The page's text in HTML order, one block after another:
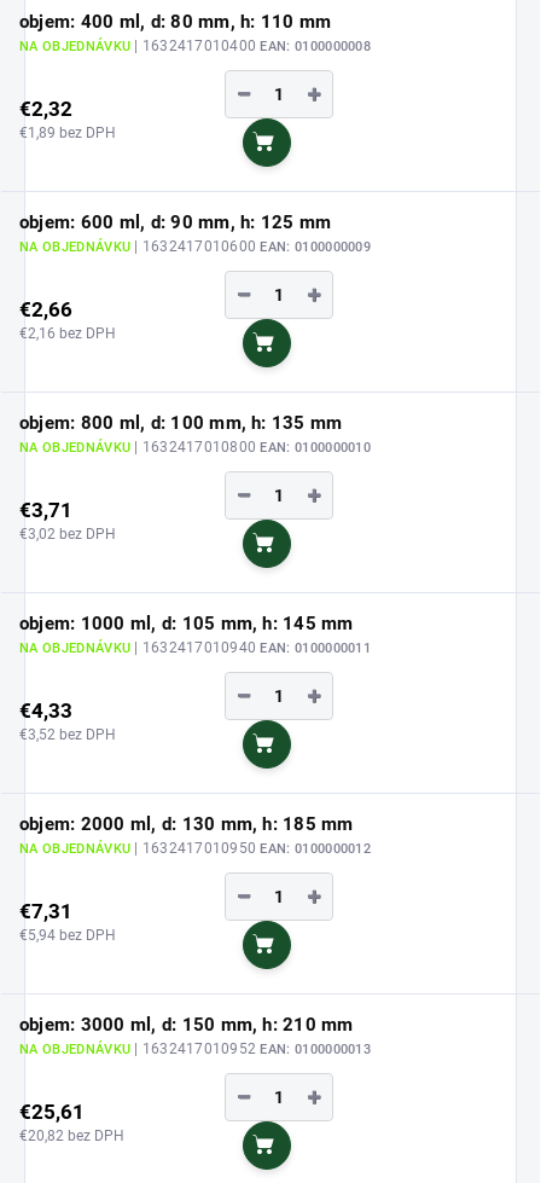
objem: 400 ml, d: 80 mm, h: 110 mm
NA OBJEDNÁVKU | 1632417010400EAN: 0100000008
€2,32
€1,89 bez DPH
+
−
Do košíka
objem: 600 ml, d: 90 mm, h: 125 mm
NA OBJEDNÁVKU | 1632417010600EAN: 0100000009
€2,66
€2,16 bez DPH
+
−
Do košíka
objem: 800 ml, d: 100 mm, h: 135 mm
NA OBJEDNÁVKU | 1632417010800EAN: 0100000010
€3,71
€3,02 bez DPH
+
−
Do košíka
objem: 1000 ml, d: 105 mm, h: 145 mm
NA OBJEDNÁVKU | 1632417010940EAN: 0100000011
€4,33
€3,52 bez DPH
+
−
Do košíka
objem: 2000 ml, d: 130 mm, h: 185 mm
NA OBJEDNÁVKU | 1632417010950EAN: 0100000012
€7,31
€5,94 bez DPH
+
−
Do košíka
objem: 3000 ml, d: 150 mm, h: 210 mm
NA OBJEDNÁVKU | 1632417010952EAN: 0100000013
€25,61
€20,82 bez DPH
+
−
Do košíka